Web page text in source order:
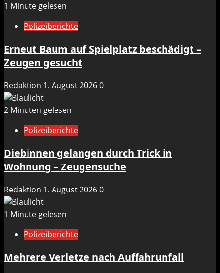
1 Minute gelesen
Polizeiberichte
Erneut Baum auf Spielplatz beschädigt –
Zeugen gesucht
Redaktion 1. August 20260
2 Minuten gelesen
Polizeiberichte
Diebinnen gelangen durch Trick in
Wohnung – Zeugensuche
Redaktion 1. August 20260
1 Minute gelesen
Polizeiberichte
Mehrere Verletze nach Auffahrunfall